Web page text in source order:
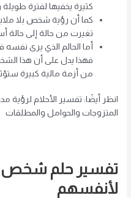
كثيرة يخفيها لفترة طويلة
كما أن رؤية شخص بلا
تغيرت من حالة إلى حالة
أما الحالم الذي يرى
فهذا يدل على أن هذا
من أزمة مالية كبيرة
انظر أيضًا: تفسير الأحلام لرؤية
المتزوجات والحوامل والمطلقات
تفسير حلم شخص
لأنفسهم